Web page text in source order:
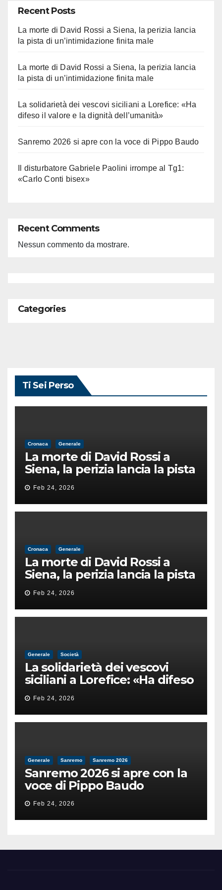
Recent Posts
La morte di David Rossi a Siena, la perizia lancia
la pista di un’intimidazione finita male
La morte di David Rossi a Siena, la perizia lancia
la pista di un’intimidazione finita male
La solidarietà dei vescovi siciliani a Lorefice: «Ha
difeso il valore e la dignità dell’umanità»
Sanremo 2026 si apre con la voce di Pippo Baudo
Il disturbatore Gabriele Paolini irrompe al Tg1:
«Carlo Conti bisex»
Recent Comments
Nessun commento da mostrare.
Categories
Ti Sei Perso
Cronaca Generale
La morte di David Rossi a
Siena, la perizia lancia la pista
di un’intimidazione finita
male
Feb 24, 2026
Cronaca Generale
La morte di David Rossi a
Siena, la perizia lancia la pista
di un’intimidazione finita
male
Feb 24, 2026
Generale Società
La solidarietà dei vescovi
siciliani a Lorefice: «Ha difeso
il valore e la dignità
dell’umanità»
Feb 24, 2026
Generale Sanremo Sanremo 2026
Sanremo 2026 si apre con la
voce di Pippo Baudo
Feb 24, 2026